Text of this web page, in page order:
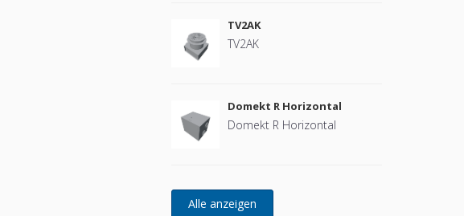
TV2AK
TV2AK
Domekt R Horizontal
Domekt R Horizontal